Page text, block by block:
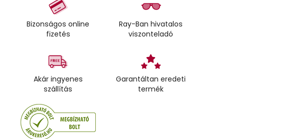
Bizonságos online
fizetés
Ray-Ban hivatalos
viszonteladó
Akár ingyenes
szállítás
Garantáltan eredeti
termék